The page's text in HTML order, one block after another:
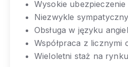
Wysokie ubezpieczenie
Niezwykle
Obsługa w języku
Współpraca z licznymi
Wieloletni staż na rynku